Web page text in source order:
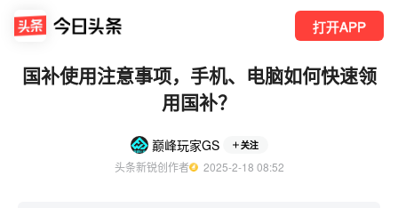
打开APP
国补使用注意事项，手机、电脑如何快速领
用国补？
巅峰玩家GS 关注
头条新锐创作者
  2025-2-18 08:52